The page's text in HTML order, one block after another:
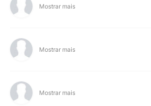
Mostrar mais
Mostrar mais
Mostrar mais